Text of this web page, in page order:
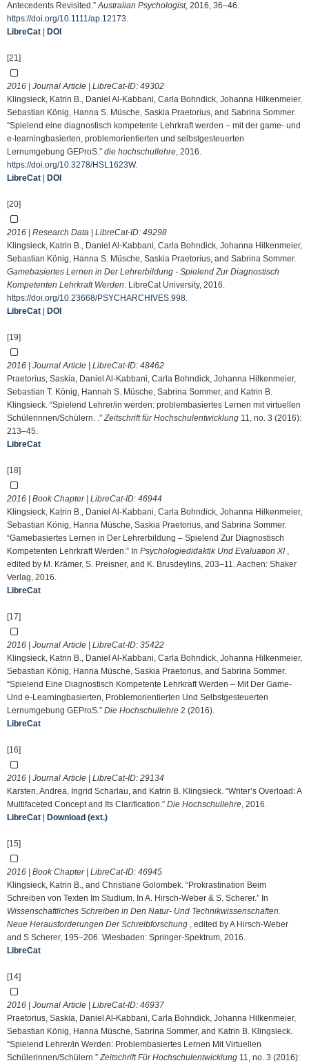
Antecedents Revisited.”Australian Psychologist, 2016, 36–46.
https://doi.org/10.1111/ap.12173.
LibreCat
DOI
[21]
2016 | Journal Article | LibreCat-ID: 49302
Klingsieck, Katrin B., Daniel Al-Kabbani, Carla Bohndick, Johanna Hilkenmeier,
Sebastian König, Hanna S. Müsche, Saskia Praetorius, and Sabrina Sommer.
“Spielend eine diagnostisch kompetente Lehrkraft werden – mit der game- und
e-learningbasierten, problemorientierten und selbstgesteuerten
Lernumgebung GEProS.” die hochschullehre, 2016.
https://doi.org/10.3278/HSL1623W.
LibreCat
DOI
[20]
2016 | Research Data | LibreCat-ID: 49298
Klingsieck, Katrin B., Daniel Al-Kabbani, Carla Bohndick, Johanna Hilkenmeier,
Sebastian König, Hanna S. Müsche, Saskia Praetorius, and Sabrina Sommer.
Gamebasiertes Lernen in Der Lehrerbildung - Spielend Zur Diagnostisch
Kompetenten Lehrkraft Werden. LibreCat University, 2016.
https://doi.org/10.23668/PSYCHARCHIVES.998.
LibreCat
DOI
[19]
2016 | Journal Article | LibreCat-ID: 48462
Praetorius, Saskia, Daniel Al-Kabbani, Carla Bohndick, Johanna Hilkenmeier,
Sebastian T. König, Hannah S. Müsche, Sabrina Sommer, and Katrin B.
Klingsieck. “Spielend Lehrer/in werden: problembasiertes Lernen mit virtuellen
Schülerinnen/Schülern. .”Zeitschrift für Hochschulentwicklung 11, no. 3 (2016):
213–45.
LibreCat
[18]
2016 | Book Chapter | LibreCat-ID: 46944
Klingsieck, Katrin B., Daniel Al-Kabbani, Carla Bohndick, Johanna Hilkenmeier,
Sebastian König, Hanna Müsche, Saskia Praetorius, and Sabrina Sommer.
“Gamebasiertes Lernen in Der Lehrerbildung – Spielend Zur Diagnostisch
Kompetenten Lehrkraft Werden.” In Psychologiedidaktik Und Evaluation XI ,
edited by M. Krämer, S. Preisner, and K. Brusdeylins, 203–11. Aachen: Shaker
Verlag, 2016.
LibreCat
[17]
2016 | Journal Article | LibreCat-ID: 35422
Klingsieck, Katrin B., Daniel Al-Kabbani, Carla Bohndick, Johanna Hilkenmeier,
Sebastian König, Hanna Müsche, Saskia Praetorius, and Sabrina Sommer.
“Spielend Eine Diagnostisch Kompetente Lehrkraft Werden – Mit Der Game-
Und e-Learningbasierten, Problemorientierten Und Selbstgesteuerten
Lernumgebung GEProS.” Die Hochschullehre 2 (2016).
LibreCat
[16]
2016 | Journal Article | LibreCat-ID: 29134
Karsten, Andrea, Ingrid Scharlau, and Katrin B. Klingsieck. “Writer’s Overload: A
Multifaceted Concept and Its Clarification.” Die Hochschullehre, 2016.
LibreCat
Download (ext.)
[15]
2016 | Book Chapter | LibreCat-ID: 46945
Klingsieck, Katrin B., and Christiane Golombek. “Prokrastination Beim
Schreiben von Texten Im Studium. In A. Hirsch-Weber & S. Scherer.” In
Wissenschaftliches Schreiben in Den Natur- Und Technikwissenschaften.
Neue Herausforderungen Der Schreibforschung , edited by A Hirsch-Weber
and S Scherer, 195–206. Wiesbaden: Springer-Spektrum, 2016.
LibreCat
[14]
2016 | Journal Article | LibreCat-ID: 46937
Praetorius, Saskia, Daniel Al-Kabbani, Carla Bohndick, Johanna Hilkenmeier,
Sebastian König, Hanna Müsche, Sabrina Sommer, and Katrin B. Klingsieck.
“Spielend Lehrer/in Werden: Problembasiertes Lernen Mit Virtuellen
Schülerinnen/Schülern.”Zeitschrift Für Hochschulentwicklung 11, no. 3 (2016):